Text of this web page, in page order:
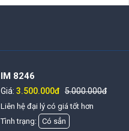
IM 8246
Giá: 3.500.000đ 5.000.000đ
Liên hệ đại lý có giá tốt hơn
Tình trạng: Có sẳn